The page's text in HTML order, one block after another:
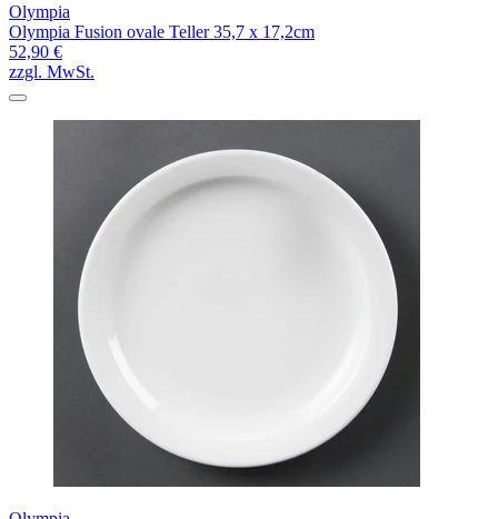
Olympia
Olympia Fusion ovale Teller 35,7 x 17,2cm
52,90 €
zzgl. MwSt.